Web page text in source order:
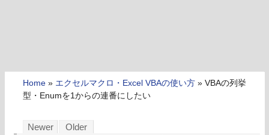
Home » エクセルマクロ・Excel VBAの使い方 » VBAの列挙
型・Enumを1からの連番にしたい
Newer Older